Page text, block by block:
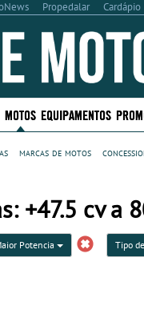
Propedalar Cardápio
MOTOS EQUIPAMENTOS
marcas de motos
+47.5 cv a
Potencia Tipo